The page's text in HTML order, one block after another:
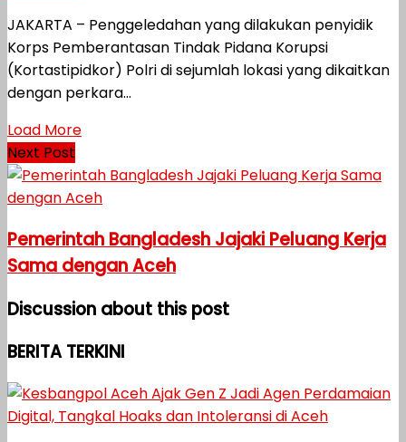
JAKARTA – Penggeledahan yang dilakukan penyidik
Korps Pemberantasan Tindak Pidana Korupsi
(Kortastipidkor) Polri di sejumlah lokasi yang dikaitkan
dengan perkara...
Load More
Next Post
Pemerintah Bangladesh Jajaki Peluang Kerja
Sama dengan Aceh
Discussion about this post
BERITA TERKINI